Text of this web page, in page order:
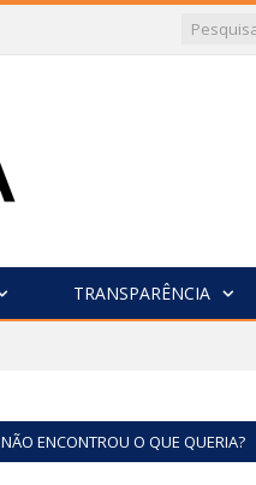
TRANSPARÊNCIA
NÃO ENCONTROU O QUE QUERIA?